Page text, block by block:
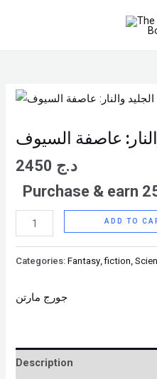
عاصفة السيوف
د.ج
Purchase & earn
أغنية
والنار:
السيوف
quantity
ADD TO
Categories:Fantasy,fiction,
جورج مارتن
Description